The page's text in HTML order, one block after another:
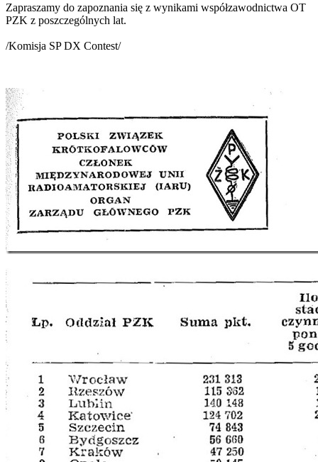
Zapraszamy do zapoznania się z wynikami współzawodnictwa OT
PZK z poszczególnych lat.
/Komisja SP DX Contest/